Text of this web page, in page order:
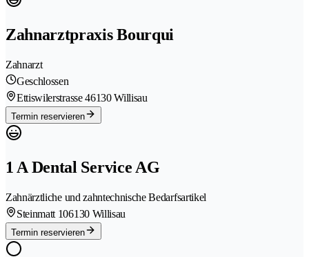
Zahnarztpraxis Bourqui
Zahnarzt
Geschlossen
Ettiswilerstrasse 46130 Willisau
Termin reservieren
1 A Dental Service AG
Zahnärztliche und zahntechnische Bedarfsartikel
Steinmatt 106130 Willisau
Termin reservieren